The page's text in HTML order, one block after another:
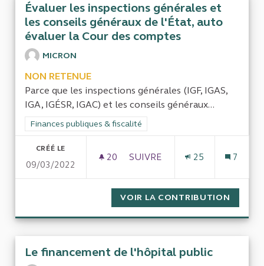
Évaluer les inspections générales et
les conseils généraux de l'État, auto
évaluer la Cour des comptes
MICRON
NON RETENUE
Parce que les inspections générales (IGF, IGAS,
IGA, IGÉSR, IGAC) et les conseils généraux...
Filtrer les résultats de la catégorie : Finances publiques &
Finances publiques & fiscalité
CRÉÉ LE
09/03/2022
20 20 ABONNÉS
SUIVRE
25 7
VOIR LA CONTRIBUTION
Le financement de l'hôpital public